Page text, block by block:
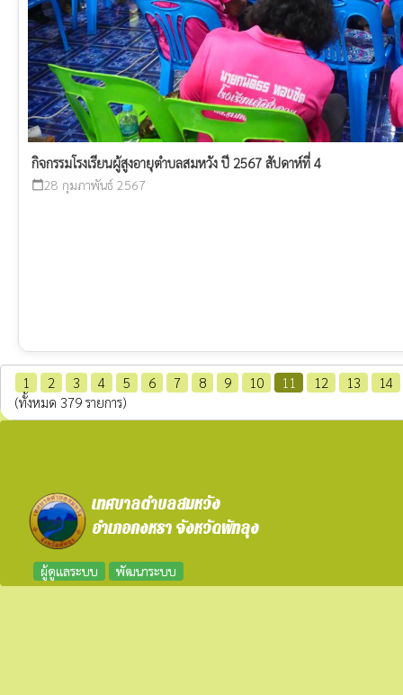
กิจกรรมโรงเรียนผู้สูงอายุตำบลสมหวัง ปี 2567 สัปดาห์ที่ 4
calendar_today28 กุมภาพันธ์ 2567
1 2 3 4 5 6 7 8 9 10 11 12 13
14
(ทั้งหมด 379 รายการ)
เทศบาลตำบลสมหวัง
อำเภอกงหรา จังหวัดพัทลุง
ผู้ดูแลระบบ พัฒนาระบบ